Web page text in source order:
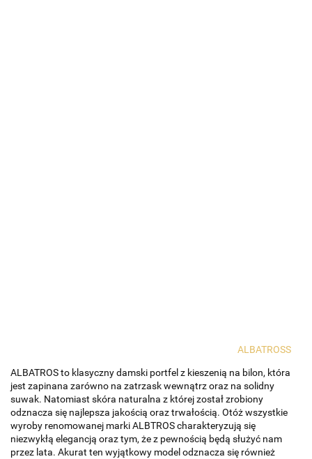
ALBATROSS
ALBATROS to klasyczny damski portfel z kieszenią na bilon, która
jest zapinana zarówno na zatrzask wewnątrz oraz na solidny
suwak. Natomiast skóra naturalna z której został zrobiony
odznacza się najlepsza jakością oraz trwałością. Otóż wszystkie
wyroby renomowanej marki ALBTROS charakteryzują się
niezwykłą elegancją oraz tym, że z pewnością będą służyć nam
przez lata. Akurat ten wyjątkowy model odznacza się również